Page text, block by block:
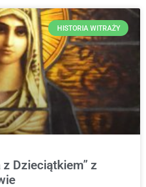
HISTORIA WITRAŻY
Dzieciątkiem” z